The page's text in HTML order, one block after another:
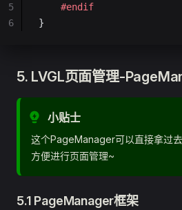
	#endif
}
5
6
5. LVGL页面管理-
小贴士
这个PageManager可以直接拿过去
方便进行页面管理~
5.1 PageManager框架